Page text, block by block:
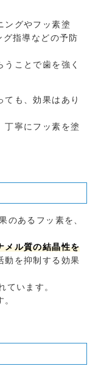
ングやフッ素塗
指導などの予防
ことで歯を強く
ても、効果はあり
丁寧にフッ素を塗
のあるフッ素を、
メル質の結晶性を
動を抑制する効果
ています。